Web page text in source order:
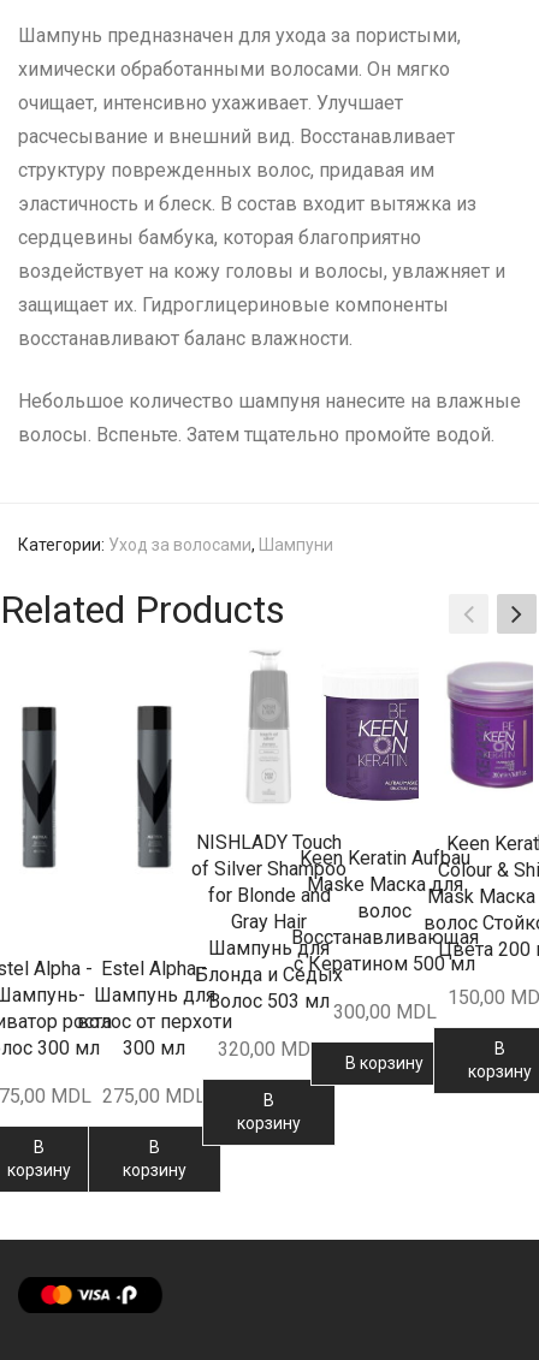
Шампунь предназначен для ухода за пористыми,
химически обработанными волосами. Он мягко
очищает, интенсивно ухаживает. Улучшает
расчесывание и внешний вид. Восстанавливает
структуру поврежденных волос, придавая им
эластичность и блеск. В состав входит вытяжка из
сердцевины бамбука, которая благоприятно
воздействует на кожу головы и волосы, увлажняет и
защищает их. Гидроглицериновые компоненты
восстанавливают баланс влажности.
Небольшое количество шампуня нанесите на влажные
волосы. Вспеньте. Затем тщательно промойте водой.
Категории: Уход за волосами, Шампуни
Related Products
Alpha -
роста
300 мл
MDL
В
корзину
Estel Alpha -
Шампунь для
волос от перхоти
300 мл
275,00 MDL
В
корзину
NISHLADY Touch
of Silver Shampoo
for Blonde and
Gray Hair
Шампунь для
Блонда и Седых
Волос 503 мл
320,00 MDL
В
корзину
Keen Keratin Aufbau
Maske Маска для
волос
Восстанавливающая
с Кератином 500 мл
300,00 MDL
В корзину
Keen
Colour &
Mask
волос
Цвета 200
150,00
В
корзину